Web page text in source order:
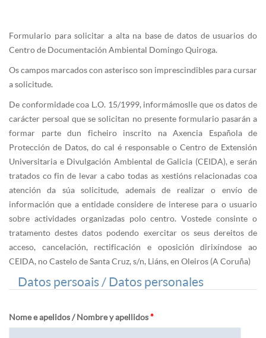
Formulario para solicitar a alta na base de datos de usuarios do
Centro de Documentación Ambiental Domingo Quiroga.
Os campos marcados con asterisco son imprescindibles para cursar
a solicitude.
De conformidade coa L.O. 15/1999, informámoslle que os datos de
carácter persoal que se solicitan no presente formulario pasarán a
formar parte dun ficheiro inscrito na Axencia Española de
Protección de Datos, do cal é responsable o Centro de Extensión
Universitaria e Divulgación Ambiental de Galicia (CEIDA), e serán
tratados co fin de levar a cabo todas as xestións relacionadas coa
atención da súa solicitude, ademais de realizar o envío de
información que a entidade considere de interese para o usuario
sobre actividades organizadas polo centro. Vostede consinte o
tratamento destes datos podendo exercitar os seus dereitos de
acceso, cancelación, rectificación e oposición dirixíndose ao
CEIDA, no Castelo de Santa Cruz, s/n, Liáns, en Oleiros (A Coruña)
Agochar
Datos persoais / Datos personales
Nome e apelidos / Nombre y apellidos*